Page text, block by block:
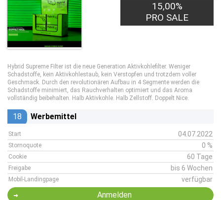
15,00%
PRO SALE
Hybrid Supreme Filter ist die neue Generation Aktivkohlefilter. Weniger
Schadstoffe, kein Aktivkohlestaub, kein Verstopfen und trotzdem voller
Geschmack. Durch den revolutionären Aufbau in 4 Segmente werden die
Schadstoffe minimiert, das Rauchverhalten optimiert und das Aroma
vollständig beibehalten. Halb Aktivkohle. Halb Zellstoff. Doppelt Nice.
18 Werbemittel
Start 04.07.2022
Stornoquote 0 %
Cookie 60 Tage
Freigabe bis 6 Wochen
Mobil-Landingpage verfügbar
Anmelden